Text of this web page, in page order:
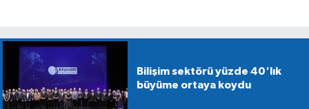
Bilişim sektörü yüzde 40'lık
büyüme ortaya koydu